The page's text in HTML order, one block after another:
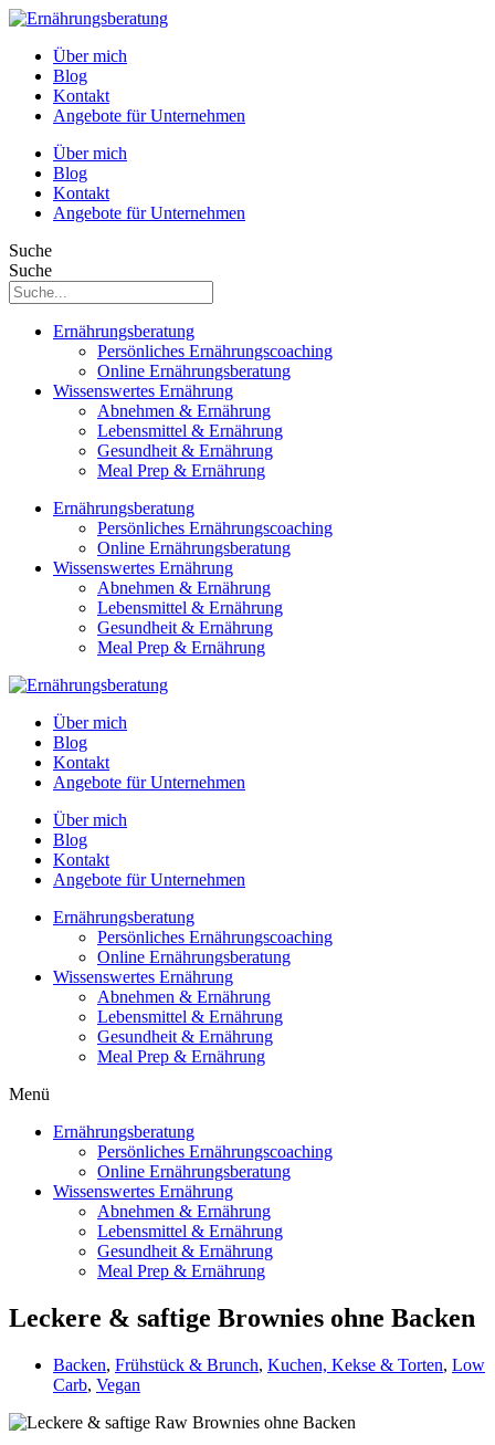
Über mich
Blog
Kontakt
Angebote für Unternehmen
Über mich
Blog
Kontakt
Angebote für Unternehmen
Suche
Suche
Ernährungsberatung
Persönliches Ernährungscoaching
Online Ernährungsberatung
Wissenswertes Ernährung
Abnehmen & Ernährung
Lebensmittel & Ernährung
Gesundheit & Ernährung
Meal Prep & Ernährung
Ernährungsberatung
Persönliches Ernährungscoaching
Online Ernährungsberatung
Wissenswertes Ernährung
Abnehmen & Ernährung
Lebensmittel & Ernährung
Gesundheit & Ernährung
Meal Prep & Ernährung
Über mich
Blog
Kontakt
Angebote für Unternehmen
Über mich
Blog
Kontakt
Angebote für Unternehmen
Ernährungsberatung
Persönliches Ernährungscoaching
Online Ernährungsberatung
Wissenswertes Ernährung
Abnehmen & Ernährung
Lebensmittel & Ernährung
Gesundheit & Ernährung
Meal Prep & Ernährung
Menü
Ernährungsberatung
Persönliches Ernährungscoaching
Online Ernährungsberatung
Wissenswertes Ernährung
Abnehmen & Ernährung
Lebensmittel & Ernährung
Gesundheit & Ernährung
Meal Prep & Ernährung
Leckere & saftige Brownies ohne Backen
Backen, Frühstück & Brunch, Kuchen, Kekse & Torten, Low
Carb, Vegan